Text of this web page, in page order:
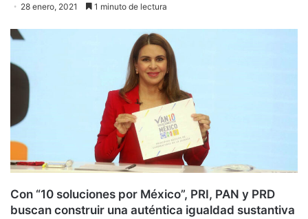
28 enero, 2021 1 minuto de lectura
Con “10 soluciones por México”, PRI, PAN y PRD
buscan construir una auténtica igualdad sustantiva